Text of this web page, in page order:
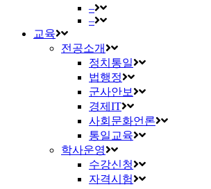
–
–
교육
전공소개
정치통일
법행정
군사안보
경제IT
사회문화언론
통일교육
학사운영
수강신청
자격시험